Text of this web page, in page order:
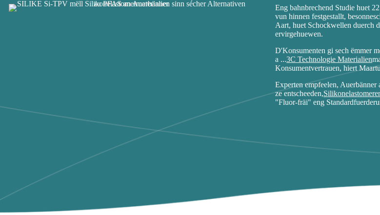
Eng bahnbrechend Studie huet
vun hinnen festgestallt,
Aart, huet Schockwellen duerch
ervirgehuewen.
D'Konsumenten gi sech ëmmer
a ...3C Technologie Materialien
Konsumentvertrauen, hiert
Experten empfeelen,
ze entscheeden,
"Fluor-fräi" eng